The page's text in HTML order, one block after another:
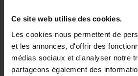
Ce site web utilise des cookies.
Les cookies nous permettent de
et les annonces, d'offrir des
médias sociaux et d'analyser notre
partageons également des